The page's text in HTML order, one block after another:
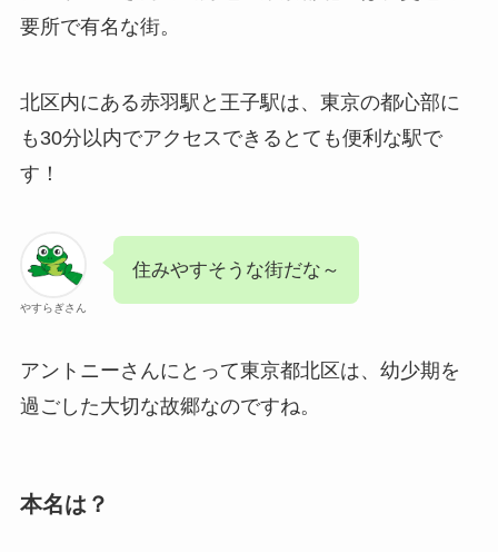
要所で有名な街。
北区内にある赤羽駅と王子駅は、東京の都心部に
も30分以内でアクセスできるとても便利な駅で
す！
やすらぎさん
住みやすそうな街だな～
アントニーさんにとって東京都北区は、幼少期を
過ごした大切な故郷なのですね。
本名は？